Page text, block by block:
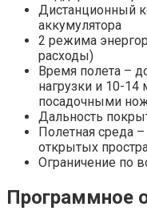
Дистанционный
аккумулятора
2 режима
расходы)
Время полета –
нагрузки и 10-14
посадочными
Дальность
Полетная среда
открытых
Ограничение по
Программное